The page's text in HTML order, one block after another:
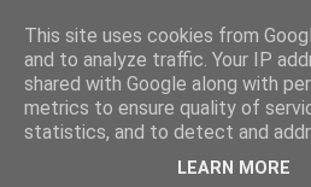
El sueño de las
PÁGINA LITERARIA DE FELISA
This site uses cookies from
and to analyze traffic. Your IP
shared with Google along with
metrics to ensure quality of
statistics, and to detect and
LEARN MORE